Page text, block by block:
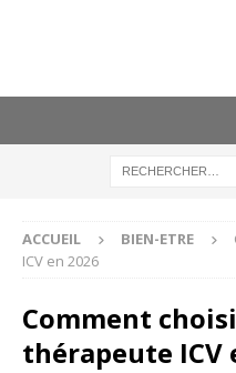
ACCUEIL BIEN-ETRE
ICV en 2026
Comment
thérapeute ICV